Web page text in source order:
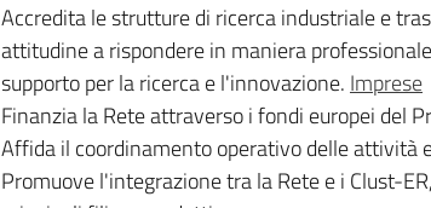
Accredita le strutture di ricerca industriale e
attitudine a rispondere in maniera
supporto per la ricerca e l'innovazione. Imprese
Finanzia la Rete attraverso i fondi europei del
Affida il coordinamento operativo delle attività
Promuove l'integrazione tra la Rete e i Clust-